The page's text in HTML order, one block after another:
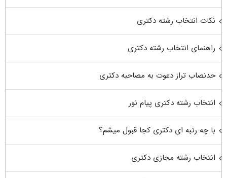
نکات انتخاب رشته دکتری
راهنمای انتخاب رشته دکتری
حدنصاب تراز دعوت به مصاحبه دکتری
انتخاب رشته دکتری پیام نور
با چه رتبه ای دکتری کجا قبول میشم؟
انتخاب رشته مجازی دکتری